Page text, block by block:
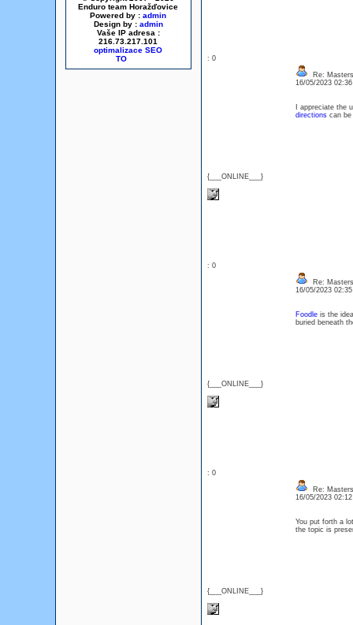
Enduro team Horažďovice
Powered by : admin
Design by : admin
Vaše IP adresa :
216.73.217.101
optimalizace SEO
: 0
{___ONLINE___}
Re:
16/05/2023
I appreciate the
directionscan be
: 0
{___ONLINE___}
Re:
16/05/2023
Foodleis the
buried beneath
: 0
{___ONLINE___}
Re:
16/05/2023
You put forth a
the topic is